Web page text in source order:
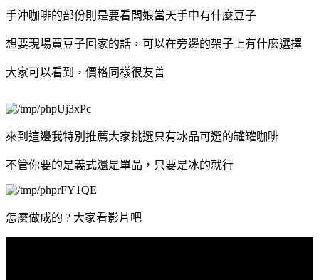
手沖咖啡的部份則是要看闆娘當天手中有什麼豆子
想要現場買豆子回家的話，可以在旁邊的架子上有什麼選擇
大家可以看到，價格同樣很友善
來到這邊我特別推薦大家挑選只有冰品可選的罐罐咖啡
不管你要的是義式還是單品，只要是冰的就行
怎麼做成的 ? 大家看影片吧